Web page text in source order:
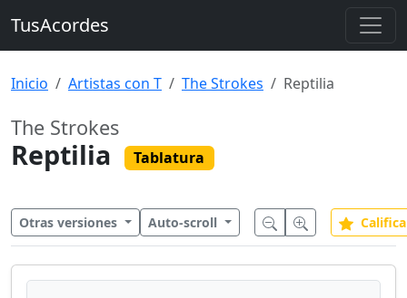
TusAcordes
Inicio Artistas con T The Strokes Reptilia
The Strokes
Reptilia Tablatura
Otras versiones Auto-scroll